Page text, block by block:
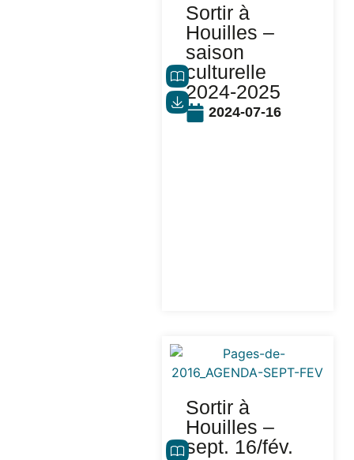
2024-07-16
Sortir à
Houilles –
saison
culturelle
2024-2025
Sortir à
Houilles –
sept. 16/fév.